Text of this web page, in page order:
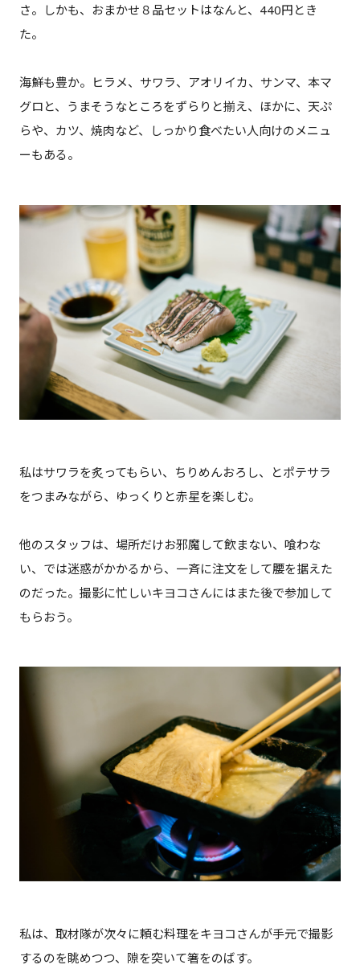
さ。しかも、おまかせ８品セットはなんと、440円とき
た。
海鮮も豊か。ヒラメ、サワラ、アオリイカ、サンマ、本マ
グロと、うまそうなところをずらりと揃え、ほかに、天ぷ
らや、カツ、焼肉など、しっかり食べたい人向けのメニュ
ーもある。
私はサワラを炙ってもらい、ちりめんおろし、とポテサラ
をつまみながら、ゆっくりと赤星を楽しむ。
他のスタッフは、場所だけお邪魔して飲まない、喰わな
い、では迷惑がかかるから、一斉に注文をして腰を据えた
のだった。撮影に忙しいキヨコさんにはまた後で参加して
もらおう。
私は、取材隊が次々に頼む料理をキヨコさんが手元で撮影
するのを眺めつつ、隙を突いて箸をのばす。